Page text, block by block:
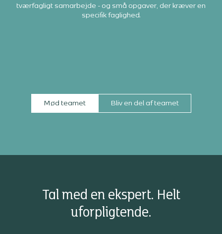
tværfagligt samarbejde - og små opgaver, der kræver en
specifik faglighed.
Mød teamet Bliv en del af teamet
Tal med en ekspert. Helt
uforpligtende.